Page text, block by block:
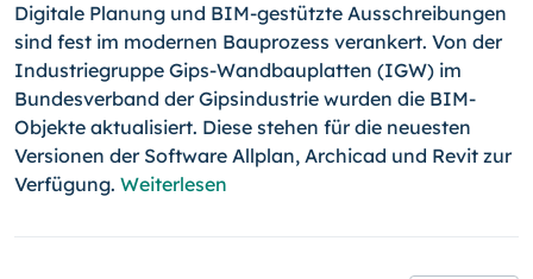
Digitale Planung und BIM-gestützte Ausschreibungen
sind fest im modernen Bauprozess verankert. Von der
Industriegruppe Gips-Wandbauplatten (IGW) im
Bundesverband der Gipsindustrie wurden die BIM-
Objekte aktualisiert. Diese stehen für die neuesten
Versionen der Software Allplan, Archicad und Revit zur
Verfügung. Weiterlesen